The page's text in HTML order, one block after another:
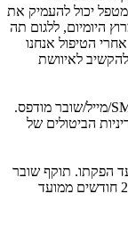
יכול להעמיק את
היומיום, ללגום תה
הטיפול אנחנו
לאיוושת
למימוש השובר יש להציג מספר שובר באמצעות SMS/מייל/שובר מודפס.
5084568. בכפוף למדיניות הביטולים של
60 חודשים ממועד הפקתו. תוקף שובר
לרכישת מוצר או שירות מסויים יהיה לכל הפחות 24 חודשים ממועד